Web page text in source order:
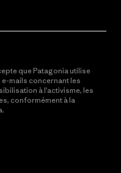
que Patagonia utilise
e-mails concernant les
à l’activisme, les
conformément à la